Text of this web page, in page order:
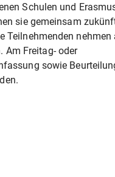
Schulen und
sie gemeinsam
Teilnehmenden nehmen
Am Freitag- oder
sowie